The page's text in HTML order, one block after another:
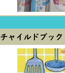
チャイルドブッ